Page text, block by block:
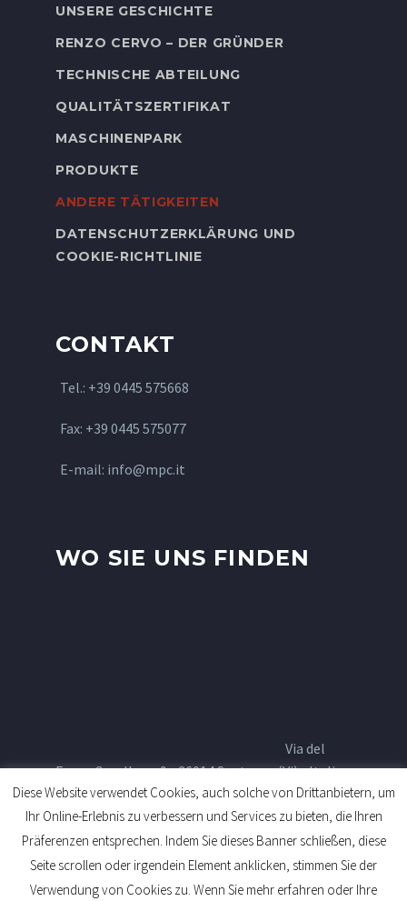
UNSERE GESCHICHTE
RENZO CERVO – DER GRÜNDER
TECHNISCHE ABTEILUNG
QUALITÄTSZERTIFIKAT
MASCHINENPARK
PRODUKTE
ANDERE TÄTIGKEITEN
DATENSCHUTZERKLÄRUNG UND
COOKIE-RICHTLINIE
CONTAKT
Tel.: +39 0445 575668
Fax: +39 0445 575077
E-mail: info@mpc.it
WO SIE UNS FINDEN
Via del
Fosso Cavallaro, 9 - 36014 Santorso (Vi) - Italia
Diese Website verwendet Cookies, auch solche von Drittanbietern, um
Ihr Online-Erlebnis zu verbessern und Services zu bieten, die Ihren
Präferenzen entsprechen. Indem Sie dieses Banner schließen, diese
Seite scrollen oder irgendein Element anklicken, stimmen Sie der
Verwendung von Cookies zu. Wenn Sie mehr erfahren oder Ihre